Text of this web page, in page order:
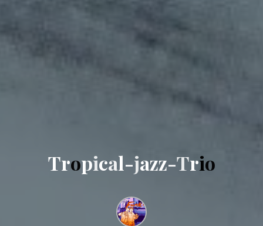
Tropical-jazz-Trio